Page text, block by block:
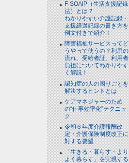
F-SOAIP（生活支援記録
法）とは？
わかりやすい介護記録・
支援経過記録の書き方を
例文付きで紹介！
障害福祉サービスってど
うやって使うの？利用の
流れ、受給者証、利用者
負担についてわかりやす
く解説！
認知症の人の困りごとを
解決するヒントとは
ケアマネジャーのため
の“仕事効率化”テクニッ
ク
令和６年度介護報酬改
定・介護保険制度改正に
対する要望
「生きる・暮らす・より
よく暮らす」を実現する